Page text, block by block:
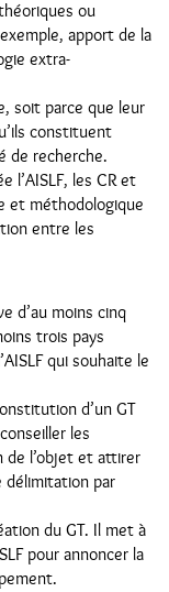
ou
apport de la
extra-
soit parce que leur
constituent
de recherche.
l’AISLF, les CR et
et méthodologique
entre les
d’au moins cinq
trois pays
qui souhaite le
d’un GT
les
de l’objet et attirer
délimitation par
du GT. Il met à
pour annoncer la